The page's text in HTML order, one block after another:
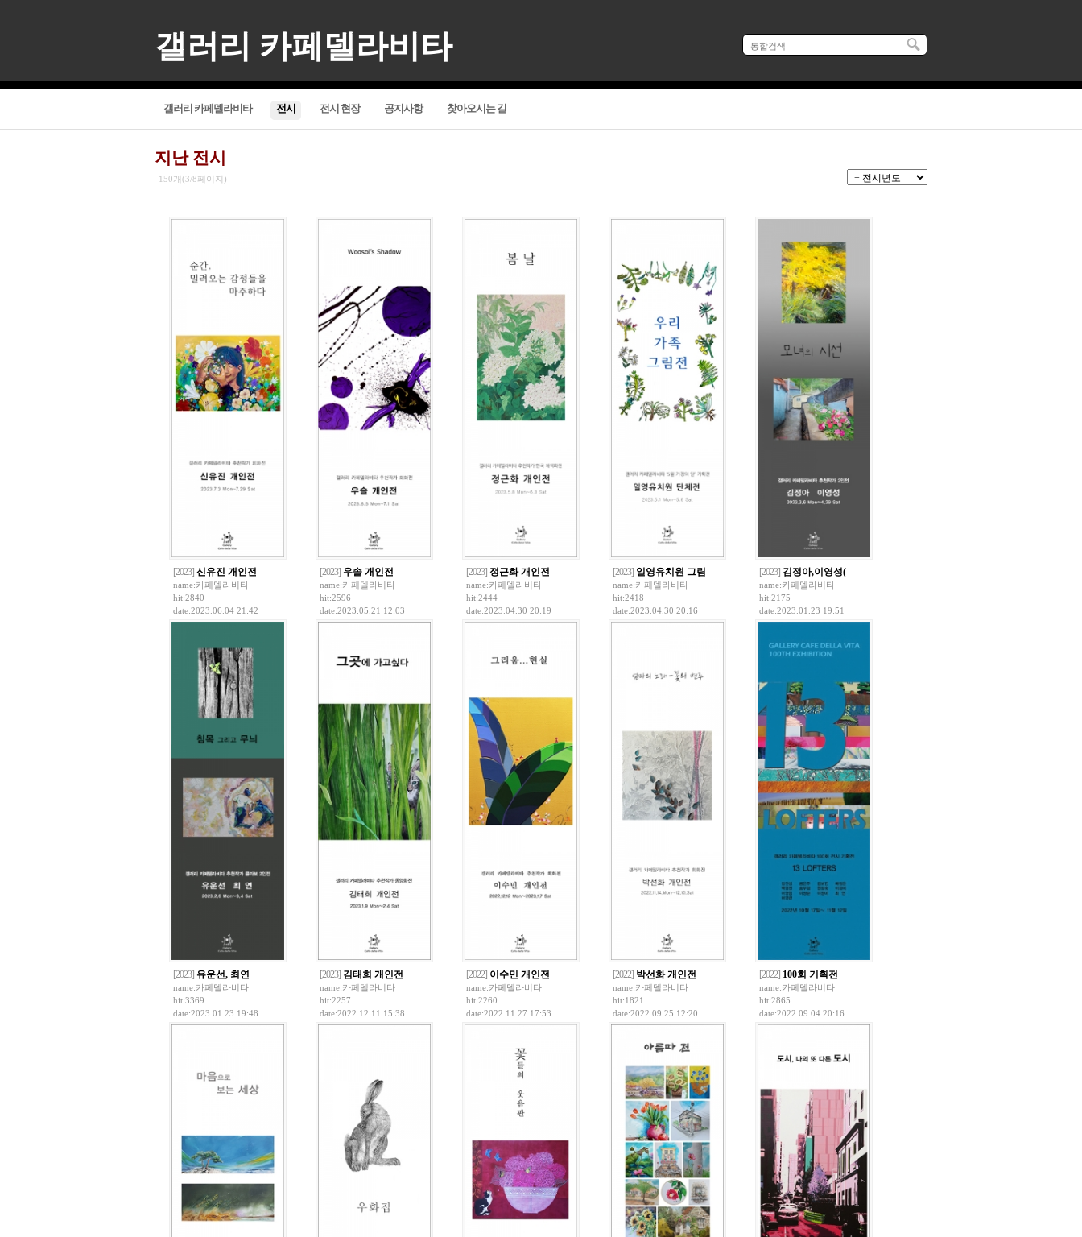
갤러리 카페델라비타
갤러리 카페델라비타 전시 전시 현장 공지사항 찾아오시는 길
지난 전시
150개(3/8페이지)
[2023] 신유진 개인전
name:카페델라비타
hit:2840
date:2023.06.04 21:42
[2023] 우솔 개인전
name:카페델라비타
hit:2596
date:2023.05.21 12:03
[2023] 정근화 개인전
name:카페델라비타
hit:2444
date:2023.04.30 20:19
[2023] 일영유치원 그림
name:카페델라비타
hit:2418
date:2023.04.30 20:16
[2023] 김정아,이영성(
name:카페델라비타
hit:2175
date:2023.01.23 19:51
[2023] 유운선, 최연
name:카페델라비타
hit:3369
date:2023.01.23 19:48
[2023] 김태희 개인전
name:카페델라비타
hit:2257
date:2022.12.11 15:38
[2022] 이수민 개인전
name:카페델라비타
hit:2260
date:2022.11.27 17:53
[2022] 박선화 개인전
name:카페델라비타
hit:1821
date:2022.09.25 12:20
[2022] 100회 기획전
name:카페델라비타
hit:2865
date:2022.09.04 20:16